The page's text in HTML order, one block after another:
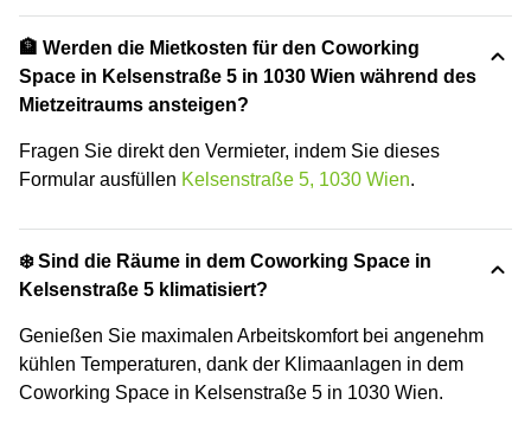
🏦 Werden die Mietkosten für den Coworking
Space in Kelsenstraße 5 in 1030 Wien während des
Mietzeitraums ansteigen?
Fragen Sie direkt den Vermieter, indem Sie dieses
Formular ausfüllen Kelsenstraße 5, 1030 Wien.
❄️ Sind die Räume in dem Coworking Space in
Kelsenstraße 5 klimatisiert?
Genießen Sie maximalen Arbeitskomfort bei angenehm
kühlen Temperaturen, dank der Klimaanlagen in dem
Coworking Space in Kelsenstraße 5 in 1030 Wien.